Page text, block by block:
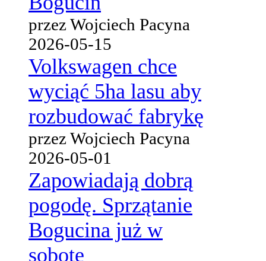
przez Wojciech Pacyna
2026-05-15
Volkswagen chce
wyciąć 5ha lasu aby
rozbudować fabrykę
przez Wojciech Pacyna
2026-05-01
Zapowiadają dobrą
pogodę. Sprzątanie
Bogucina już w
sobotę